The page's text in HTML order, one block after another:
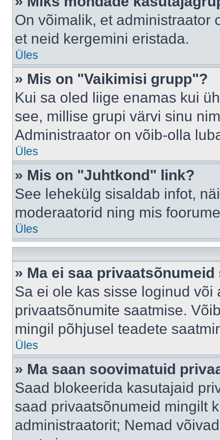
On võimalik, et administraator
et neid kergemini eristada.
Üles
» Mis on "Vaikimisi grupp"?
Kui sa oled liige enamas kui
see, millise grupi värvi sinu
Administraator on võib-olla
Üles
» Mis on "Juhtkond" link?
See lehekülg sisaldab infot,
moderaatorid ning mis
Üles
» Ma ei saa privaatsõnumeid
Sa ei ole kas sisse loginud
privaatsõnumite saatmise.
mingil põhjusel teadete
Üles
» Ma saan soovimatuid
Saad blokeerida kasutajaid
saad privaatsõnumeid mingilt
administraatorit; Nemad